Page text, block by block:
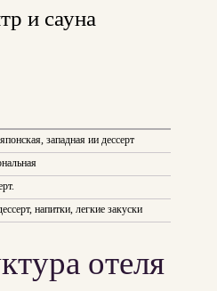
и сауна
западная ии дессерт
напитки, легкие закуски
отеля